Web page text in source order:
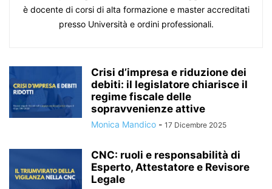
è docente di corsi di alta formazione e master accreditati
presso Università e ordini professionali.
Crisi d’impresa e riduzione dei
debiti: il legislatore chiarisce il
regime fiscale delle
sopravvenienze attive
Monica Mandico - 17 Dicembre 2025
CNC: ruoli e responsabilità di
Esperto, Attestatore e Revisore
Legale